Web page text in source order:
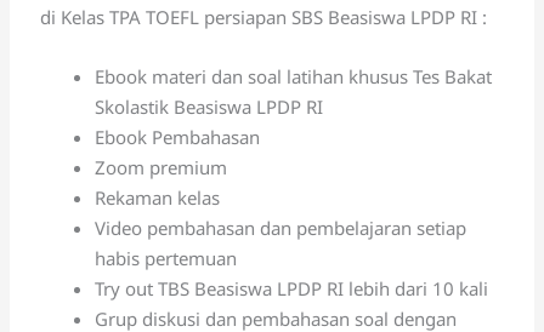
di Kelas TPA TOEFL persiapan SBS Beasiswa LPDP RI :
Ebook materi dan soal latihan khusus Tes Bakat
Skolastik Beasiswa LPDP RI
Ebook Pembahasan
Zoom premium
Rekaman kelas
Video pembahasan dan pembelajaran setiap
habis pertemuan
Try out TBS Beasiswa LPDP RI lebih dari 10 kali
Grup diskusi dan pembahasan soal dengan